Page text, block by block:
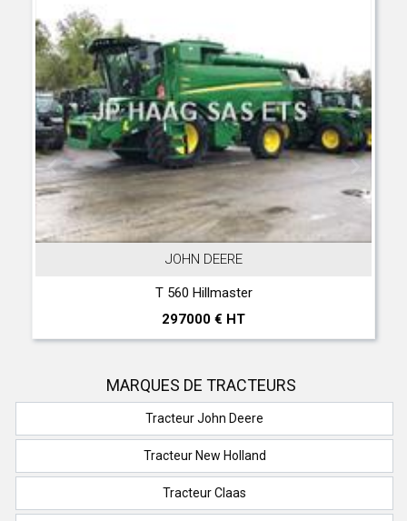
JOHN DEERE
T 560 Hillmaster
297000 € HT
MARQUES DE TRACTEURS
Tracteur John Deere
Tracteur New Holland
Tracteur Claas